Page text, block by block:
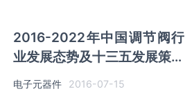
2016-2022年中国调节阀行
业发展态势及十三五发展策略
研究报告
电子元器件 2016-07-15